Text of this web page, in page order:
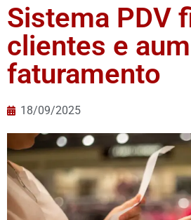
Sistema PDV
clientes e
faturamento
18/09/2025